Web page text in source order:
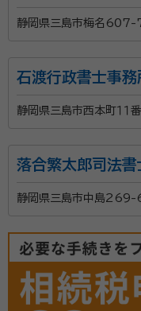
静岡県三島市梅名607-
石渡行政書士事務
静岡県三島市西本町１１番
落合繁太郎司法書
静岡県三島市中島269-